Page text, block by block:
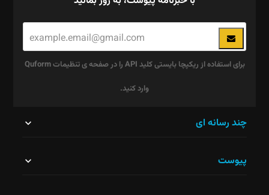
برای استفاده از ریکپچا بایستی کلید API را در صفحه ی تنظیمات Quform
وارد کنید.
نباید
چند رسانه ای
پیوست